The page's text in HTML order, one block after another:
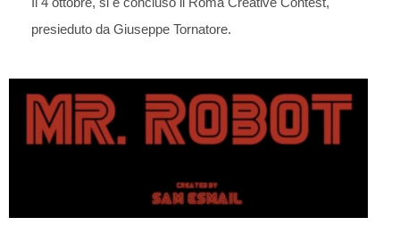
presieduto da Giuseppe Tornatore.